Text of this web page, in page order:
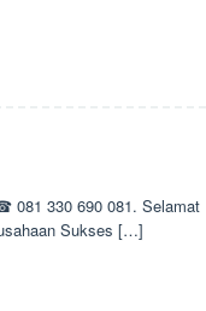
081 330 690 081. Selamat
Sukses […]